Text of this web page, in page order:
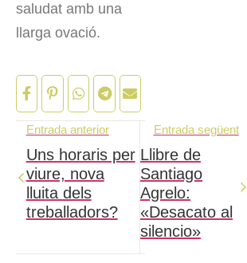
saludat amb una
llarga ovació.
Entrada anterior
Uns horaris per
viure, nova
lluita dels
treballadors?
Entrada següent
Llibre de
Santiago
Agrelo:
«Desacato al
silencio»